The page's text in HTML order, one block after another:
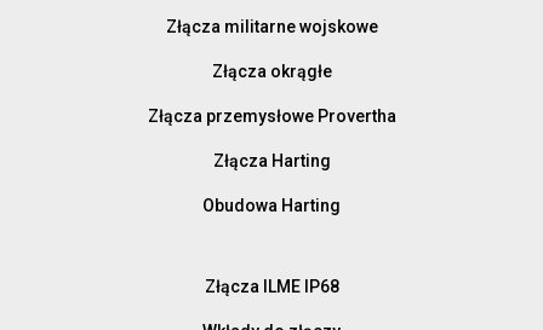
Złącza militarne wojskowe
Złącza okrągłe
Złącza przemysłowe Provertha
Złącza Harting
Obudowa Harting
Złącza ILME IP68